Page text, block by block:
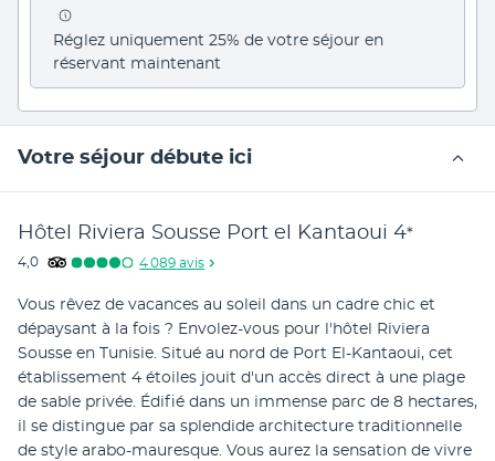
Réglez uniquement 25% de votre séjour en
réservant maintenant
Votre séjour débute ici
Hôtel Riviera Sousse Port el Kantaoui 4*
4,0 4 089 avis
Vous rêvez de vacances au soleil dans un cadre chic et
dépaysant à la fois ? Envolez-vous pour l'hôtel Riviera
Sousse en Tunisie. Situé au nord de Port El-Kantaoui, cet
établissement 4 étoiles jouit d'un accès direct à une plage
de sable privée. Édifié dans un immense parc de 8 hectares,
il se distingue par sa splendide architecture traditionnelle
de style arabo-mauresque. Vous aurez la sensation de vivre